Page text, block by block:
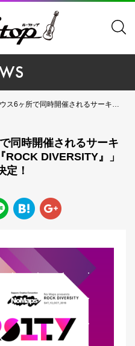
サーキットイベント「No Maps『ROCK DIVERSITY』」が10月13日（土）に開催決定！
同時開催されるサーキ
DIVERSITY』」
定！